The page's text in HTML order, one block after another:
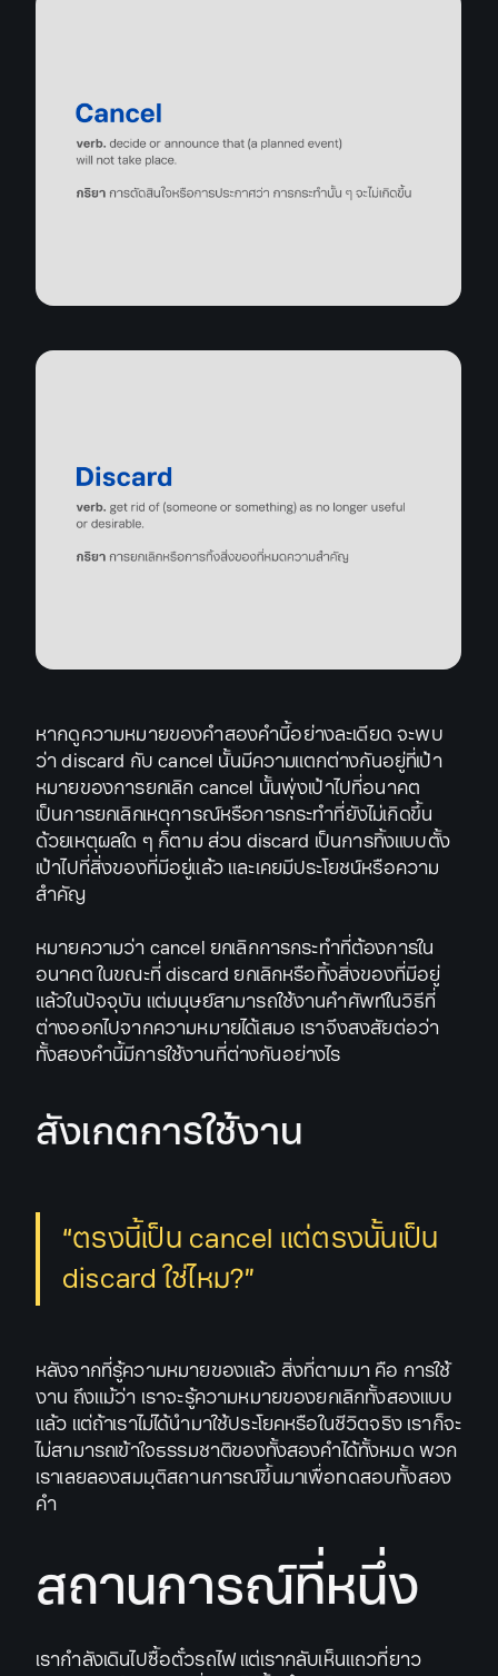
หากดูความหมายของคำสองคำนี้อย่างละเดียด จะพบ
ว่า discard กับ cancel นั้นมีความแตกต่างกันอยู่ที่เป้า
หมายของการยกเลิก cancel นั้นพุ่งเป้าไปที่อนาคต
เป็นการยกเลิกเหตุการณ์หรือการกระทำที่ยังไม่เกิดขึ้น
ด้วยเหตุผลใด ๆ ก็ตาม ส่วน discard เป็นการทิ้งแบบตั้ง
เป้าไปที่สิ่งของที่มีอยู่แล้ว และเคยมีประโยชน์หรือความ
สำคัญ
หมายความว่า cancel ยกเลิกการกระทำที่ต้องการใน
อนาคต ในขณะที่ discard ยกเลิกหรือทิ้งสิ่งของที่มีอยู่
แล้วในปัจจุบัน แต่มนุษย์สามารถใช้งานคำศัพท์ในวิธีที่
ต่างออกไปจากความหมายได้เสมอ เราจึงสงสัยต่อว่า
ทั้งสองคำนี้มีการใช้งานที่ต่างกันอย่างไร
สังเกตการใช้งาน
“ตรงนี้เป็น cancel แต่ตรงนั้นเป็น
discard ใช่ไหม?”
หลังจากที่รู้ความหมายของแล้ว สิ่งที่ตามมา คือ การใช้
งาน ถึงแม้ว่า เราจะรู้ความหมายของยกเลิกทั้งสองแบบ
แล้ว แต่ถ้าเราไม่ได้นำมาใช้ประโยคหรือในชีวิตจริง เราก็จะ
ไม่สามารถเข้าใจธรรมชาติของทั้งสองคำได้ทั้งหมด พวก
เราเลยลองสมมุติสถานการณ์ขึ้นมาเพื่อทดสอบทั้งสอง
คำ
สถานการณ์ที่หนึ่ง
เรากำลังเดินไปซื้อตั๋วรถไฟ แต่เรากลับเห็นแถวที่ยาว